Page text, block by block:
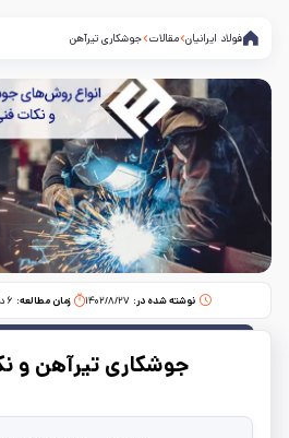
فولاد ایرانیان مقالات جوشکاری تیرآهن
نوشته شده در: ۱۴۰۲/۸/۲۷ زمان مطالعه:‌ ۶
جوشکاری تیرآهن و